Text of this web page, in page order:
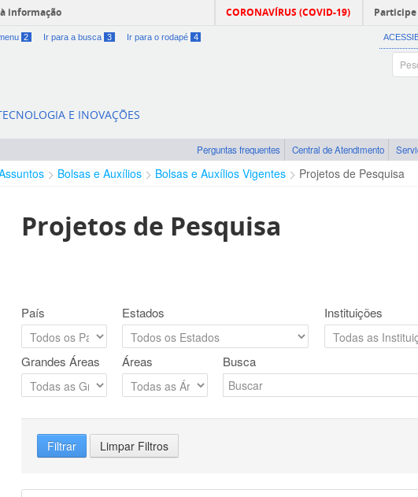
informação CORONAVÍRUS (COVID-19) Participe
2 Ir para a busca 3 Ir para o rodapé 4
E INOVAÇÕES
Perguntas frequentes Central de Atendimento
Bolsas e Auxílios Bolsas e Auxílios Vigentes Projetos de Pesquisa
Projetos de Pesquisa
País Estados Instituições
Grandes Áreas Áreas Busca
Filtrar Limpar Filtros